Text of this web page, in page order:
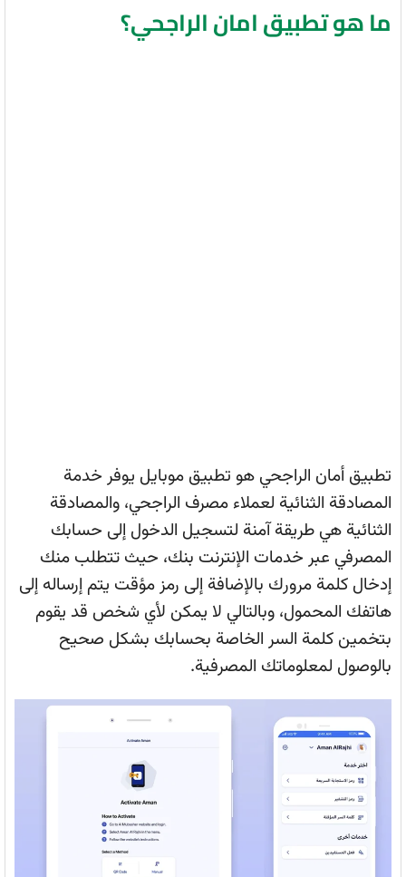
ما هو تطبيق امان الراجحي؟
تطبيق أمان الراجحي هو تطبيق موبايل يوفر خدمة
المصادقة الثنائية لعملاء مصرف الراجحي، والمصادقة
الثنائية هي طريقة آمنة لتسجيل الدخول إلى حسابك
المصرفي عبر خدمات الإنترنت بنك، حيث تتطلب منك
إدخال كلمة مرورك بالإضافة إلى رمز مؤقت يتم إرساله إلى
هاتفك المحمول، وبالتالي لا يمكن لأي شخص قد يقوم
بتخمين كلمة السر الخاصة بحسابك بشكل صحيح
بالوصول لمعلوماتك المصرفية.